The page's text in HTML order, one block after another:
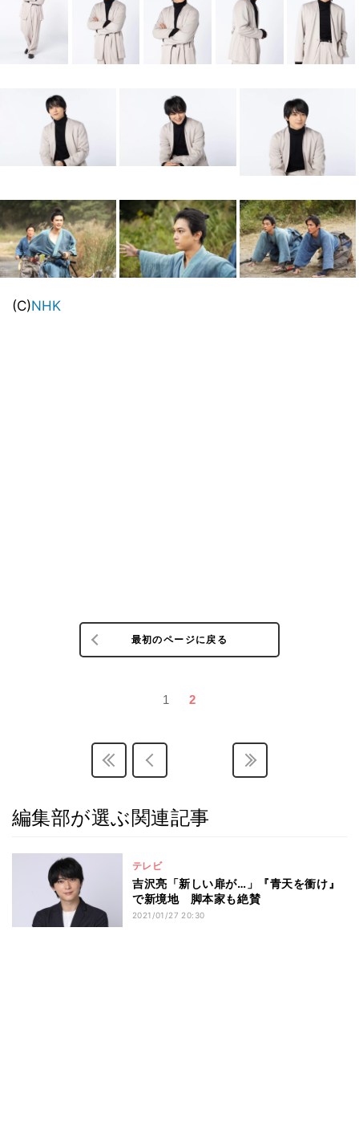
(C)NHK
最初のページに戻る
1 2
編集部が選ぶ関連記事
テレビ
吉沢亮「新しい扉が…」『青天を衝け』
で新境地 脚本家も絶賛
2021/01/27 20:30